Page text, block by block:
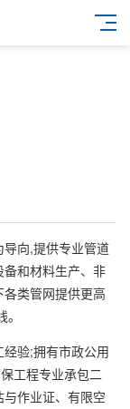
向,提供专业管道
和材料生产、非
类管网提供更高
验;拥有市政公用
工程专业承包二
作业证、有限空